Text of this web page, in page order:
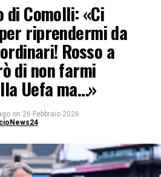
di Comolli: «Ci
riprendermi da
Rosso a
di non farmi
Uefa ma…»
on 26 Febbraio 2026